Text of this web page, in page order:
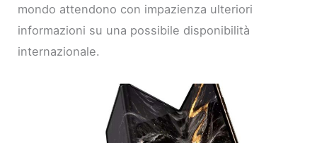
mondo attendono con impazienza ulteriori
informazioni su una possibile disponibilità
internazionale.